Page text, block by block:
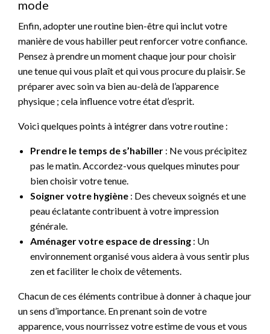
mode
Enfin, adopter une routine bien-être qui inclut votre
manière de vous habiller peut renforcer votre confiance.
Pensez à prendre un moment chaque jour pour choisir
une tenue qui vous plaît et qui vous procure du plaisir. Se
préparer avec soin va bien au-delà de l’apparence
physique ; cela influence votre état d’esprit.
Voici quelques points à intégrer dans votre routine :
Prendre le temps de s’habiller : Ne vous précipitez
pas le matin. Accordez-vous quelques minutes pour
bien choisir votre tenue.
Soigner votre hygiène : Des cheveux soignés et une
peau éclatante contribuent à votre impression
générale.
Aménager votre espace de dressing : Un
environnement organisé vous aidera à vous sentir plus
zen et faciliter le choix de vêtements.
Chacun de ces éléments contribue à donner à chaque jour
un sens d’importance. En prenant soin de votre
apparence, vous nourrissez votre estime de vous et vous